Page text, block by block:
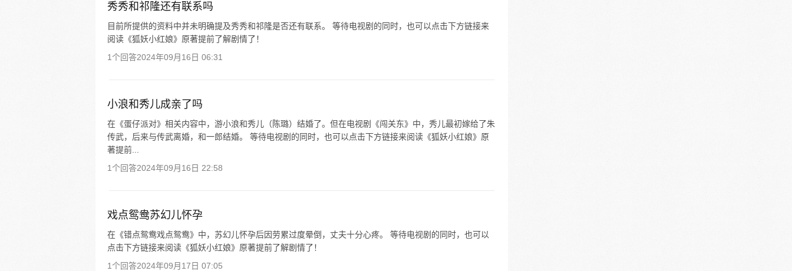
秀秀和祁隆还有联系吗
目前所提供的资料中并未明确提及秀秀和祁隆是否还有联系。 等待电视剧的同时，也可以点击下方链接来
阅读《狐妖小红娘》原著提前了解剧情了！
1个回答2024年09月16日 06:31
小浪和秀儿成亲了吗
在《蛋仔派对》相关内容中，游小浪和秀儿（陈璐）结婚了。但在电视剧《闯关东》中，秀儿最初嫁给了朱
传武，后来与传武离婚，和一郎结婚。 等待电视剧的同时，也可以点击下方链接来阅读《狐妖小红娘》原
著提前...
1个回答2024年09月16日 22:58
戏点鸳鸯苏幻儿怀孕
在《错点鸳鸯戏点鸳鸯》中，苏幻儿怀孕后因劳累过度晕倒，丈夫十分心疼。 等待电视剧的同时，也可以
点击下方链接来阅读《狐妖小红娘》原著提前了解剧情了！
1个回答2024年09月17日 07:05